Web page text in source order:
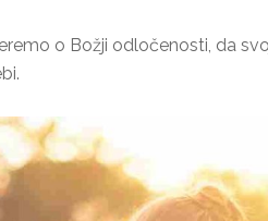
o Božji odločenosti, da